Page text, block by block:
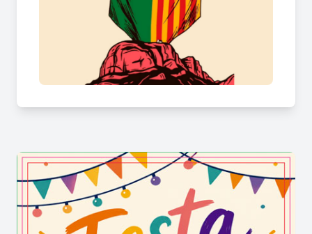
nostres arrels lingüístiques que els veïns i
visitants commemoren amb orgull sota el cel de
només inclouen balls de carrer, sinó també el
retrobament de tota la ciutadania de forma
oberta en àpats populars i caminades familiars.
D'aquesta manera, el caliu comunitari aOrganyà
es manté ben viu gràcies a la complicitat d'un